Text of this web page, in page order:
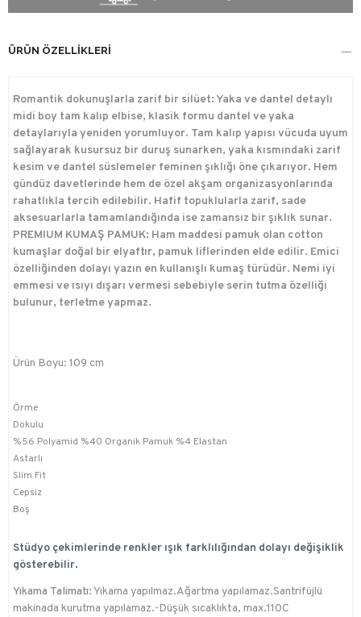
ÜRÜN ÖZELLIKLERI
Romantik dokunuşlarla zarif bir silüet: Yaka ve dantel detaylı
midi boy tam kalıp elbise, klasik formu dantel ve yaka
detaylarıyla yeniden yorumluyor. Tam kalıp yapısı vücuda uyum
sağlayarak kusursuz bir duruş sunarken, yaka kısmındaki zarif
kesim ve dantel süslemeler feminen şıklığı öne çıkarıyor. Hem
gündüz davetlerinde hem de özel akşam organizasyonlarında
rahatlıkla tercih edilebilir. Hafif topuklularla zarif, sade
aksesuarlarla tamamlandığında ise zamansız bir şıklık sunar.
PREMIUM KUMAŞ PAMUK: Ham maddesi pamuk olan cotton
kumaşlar doğal bir elyaftır, pamuk liflerinden elde edilir. Emici
özelliğinden dolayı yazın en kullanışlı kumaş türüdür. Nemi iyi
emmesi ve ısıyı dışarı vermesi sebebiyle serin tutma özelliği
bulunur, terletme yapmaz.
Ürün Boyu: 109 cm
Örme
Dokulu
%56 Polyamid %40 Organik Pamuk %4 Elastan
Astarlı
Slim Fit
Cepsiz
Boş
Stüdyo çekimlerinde renkler ışık farklılığından dolayı değişiklik
gösterebilir.
Yıkama Talimatı:Yıkama yapılmaz.Ağartma yapılamaz.Santrifüjlü
makinada kurutma yapılamaz.-Düşük sıcaklıkta, max.110C